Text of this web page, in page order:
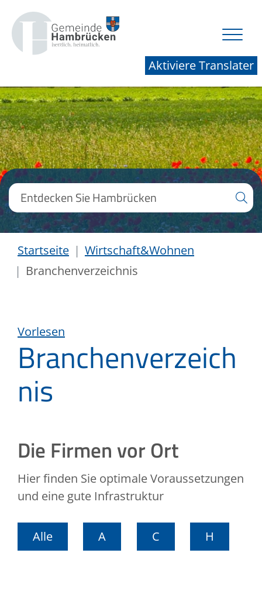
Aktiviere Translater
Startseite
Wirtschaft&Wohnen
Branchenverzeichnis
Vorlesen
Branchenverzeich
nis
Die Firmen vor Ort
Hier finden Sie optimale Voraussetzungen
und eine gute Infrastruktur
Alle A C H